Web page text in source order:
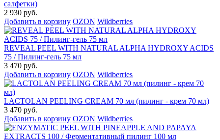
салфетки)
2 930 руб.
Добавить в корзину OZON Wildberries
REVEAL PEEL WITH NATURAL ALPHA HYDROXY ACIDS
75 / Пилинг-гель 75 мл
3 470 руб.
Добавить в корзину OZON Wildberries
LACTOLAN PEELING CREAM 70 мл (пилинг - крем 70 мл)
3 470 руб.
Добавить в корзину OZON Wildberries